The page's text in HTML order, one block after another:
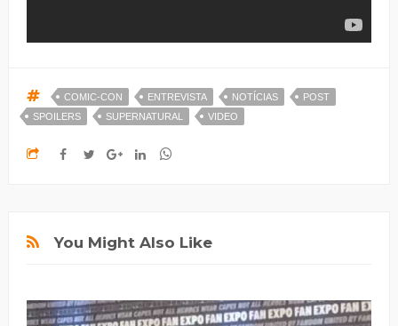
COMIC-CON ENTREVISTA NOTÍCIAS
POST
SPOILERS
SUPERNATURAL VIDEO
You Might Also Like